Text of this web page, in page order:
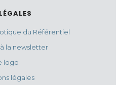
du Référentiel
la newsletter
logo
légales